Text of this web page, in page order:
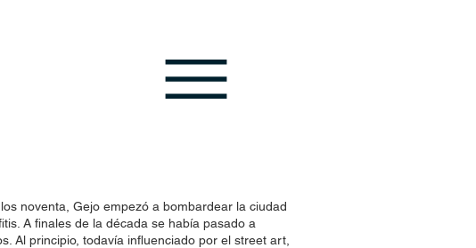
noventa, Gejo empezó a bombardear la ciudad
A finales de la década se había pasado a
Al principio, todavía influenciado por el street art,